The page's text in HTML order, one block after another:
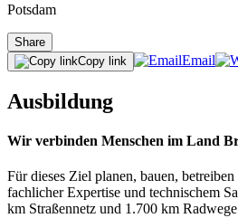
Potsdam
Share
Copy link
Email
Ausbildung
Wir verbinden Menschen im Land
Für dieses Ziel planen, bauen,
fachlicher Expertise und technischem
km Straßennetz und 1.700 km